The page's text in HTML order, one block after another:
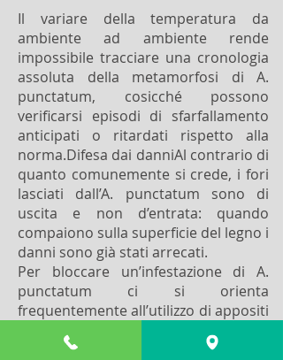
Il variare della temperatura da
ambiente ad ambiente rende
impossibile tracciare una cronologia
assoluta della metamorfosi di A.
punctatum, cosicché possono
verificarsi episodi di sfarfallamento
anticipati o ritardati rispetto alla
norma.Difesa dai danniAl contrario di
quanto comunemente si crede, i fori
lasciati dall’A. punctatum sono di
uscita e non d’entrata: quando
compaiono sulla superficie del legno i
danni sono già stati arrecati.
Per bloccare un’infestazione di A.
punctatum ci si orienta
frequentemente all’utilizzo di appositi
insetticidi. Spesso gli insetticidi in
forma liquida possono attaccare o